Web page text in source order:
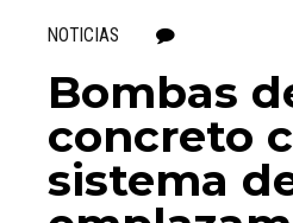
NOTICIAS
Bombas
concreto
sistema